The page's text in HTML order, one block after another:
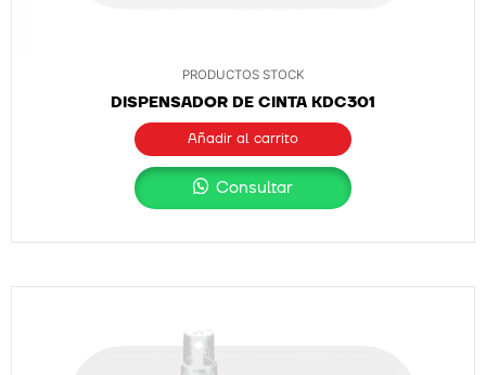
PRODUCTOS STOCK
DISPENSADOR DE CINTA KDC301
Añadir al carrito
Consultar